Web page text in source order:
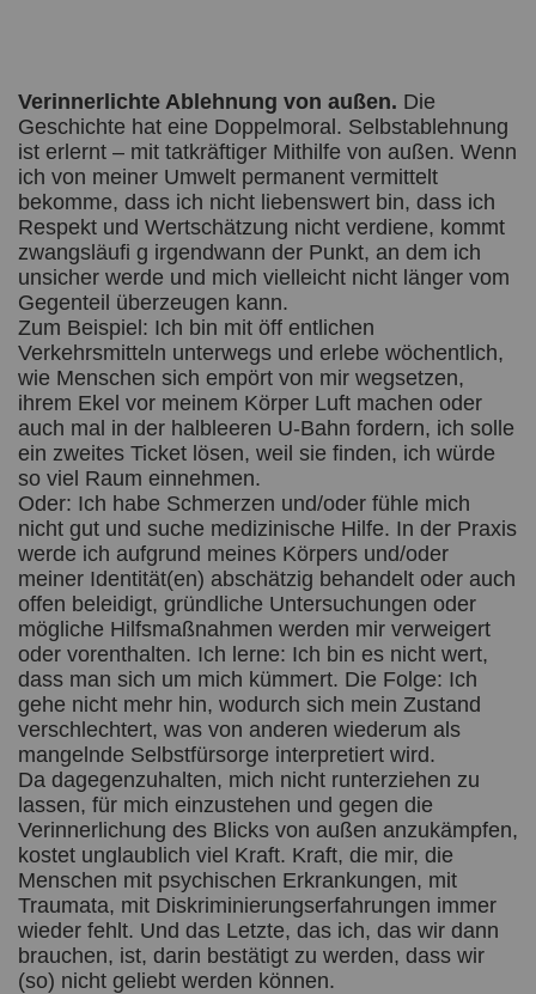
Verinnerlichte Ablehnung von außen. Die
Geschichte hat eine Doppelmoral. Selbstablehnung
ist erlernt – mit tatkräftiger Mithilfe von außen. Wenn
ich von meiner Umwelt permanent vermittelt
bekomme, dass ich nicht liebenswert bin, dass ich
Respekt und Wertschätzung nicht verdiene, kommt
zwangsläufi g irgendwann der Punkt, an dem ich
unsicher werde und mich vielleicht nicht länger vom
Gegenteil überzeugen kann.
Zum Beispiel: Ich bin mit öff entlichen
Verkehrsmitteln unterwegs und erlebe wöchentlich,
wie Menschen sich empört von mir wegsetzen,
ihrem Ekel vor meinem Körper Luft machen oder
auch mal in der halbleeren U-Bahn fordern, ich solle
ein zweites Ticket lösen, weil sie finden, ich würde
so viel Raum einnehmen.
Oder: Ich habe Schmerzen und/oder fühle mich
nicht gut und suche medizinische Hilfe. In der Praxis
werde ich aufgrund meines Körpers und/oder
meiner Identität(en) abschätzig behandelt oder auch
offen beleidigt, gründliche Untersuchungen oder
mögliche Hilfsmaßnahmen werden mir verweigert
oder vorenthalten. Ich lerne: Ich bin es nicht wert,
dass man sich um mich kümmert. Die Folge: Ich
gehe nicht mehr hin, wodurch sich mein Zustand
verschlechtert, was von anderen wiederum als
mangelnde Selbstfürsorge interpretiert wird.
Da dagegenzuhalten, mich nicht runterziehen zu
lassen, für mich einzustehen und gegen die
Verinnerlichung des Blicks von außen anzukämpfen,
kostet unglaublich viel Kraft. Kraft, die mir, die
Menschen mit psychischen Erkrankungen, mit
Traumata, mit Diskriminierungserfahrungen immer
wieder fehlt. Und das Letzte, das ich, das wir dann
brauchen, ist, darin bestätigt zu werden, dass wir
(so) nicht geliebt werden können.